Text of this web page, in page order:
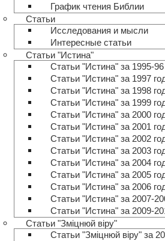
График чтения Библии
Статьи
Исследования и мысли
Интересные статьи
Статьи "Истина"
Статьи "Истина" за 1995-
Статьи "Истина" за 1997
Статьи "Истина" за 1998
Статьи "Истина" за 1999
Статьи "Истина" за 2000
Статьи "Истина" за 2001
Статьи "Истина" за 2002
Статьи "Истина" за 2003
Статьи "Истина" за 2004
Статьи "Истина" за 2005
Статьи "Истина" за 2006
Статьи "Истина" за 2007-
Статьи "Истина" за 2009-
Статьи "Зміцнюй віру"
Статьи "Зміцнюй віру" за